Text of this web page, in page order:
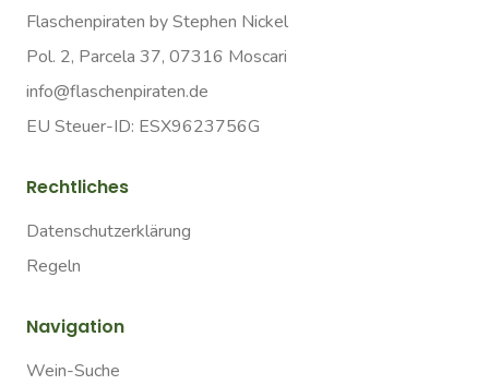
Flaschenpiraten by Stephen Nickel
Pol. 2, Parcela 37, 07316 Moscari
info@flaschenpiraten.de
EU Steuer-ID: ESX9623756G
Rechtliches
Datenschutzerklärung
Regeln
Navigation
Wein-Suche